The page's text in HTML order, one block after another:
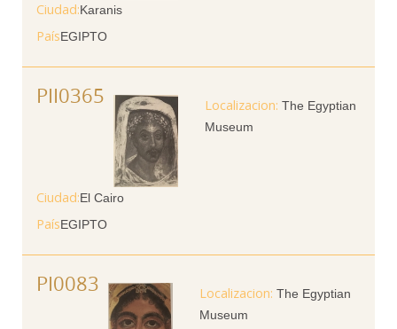
Ciudad Karanis
PaísEGIPTO
PII0365
The Egyptian
Museum
Ciudad El Cairo
PaísEGIPTO
PI0083
The Egyptian
Museum